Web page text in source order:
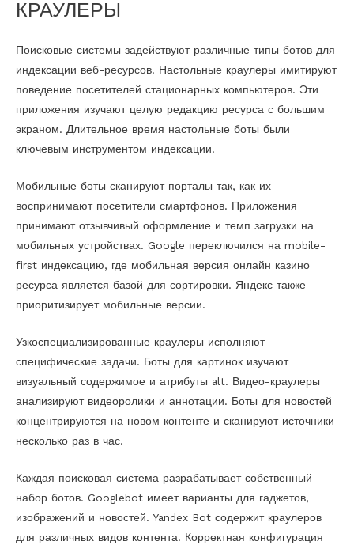
КРАУЛЕРЫ
Поисковые системы задействуют различные типы ботов для
индексации веб-ресурсов. Настольные краулеры имитируют
поведение посетителей стационарных компьютеров. Эти
приложения изучают целую редакцию ресурса с большим
экраном. Длительное время настольные боты были
ключевым инструментом индексации.
Мобильные боты сканируют порталы так, как их
воспринимают посетители смартфонов. Приложения
принимают отзывчивый оформление и темп загрузки на
мобильных устройствах. Google переключился на mobile-
first индексацию, где мобильная версия онлайн казино
ресурса является базой для сортировки. Яндекс также
приоритизирует мобильные версии.
Узкоспециализированные краулеры исполняют
специфические задачи. Боты для картинок изучают
визуальный содержимое и атрибуты alt. Видео-краулеры
анализируют видеоролики и аннотации. Боты для новостей
концентрируются на новом контенте и сканируют источники
несколько раз в час.
Каждая поисковая система разрабатывает собственный
набор ботов. Googlebot имеет варианты для гаджетов,
изображений и новостей. Yandex Bot содержит краулеров
для различных видов контента. Корректная конфигурация